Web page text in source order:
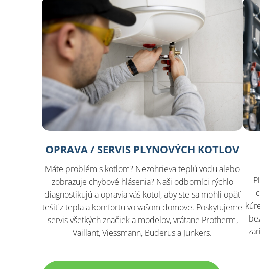
OPRAVA / SERVIS PLYNOVÝCH KOTLOV
Máte problém s kotlom? Nezohrieva teplú vodu alebo
zobrazuje chybové hlásenia? Naši odborníci rýchlo
diagnostikujú a opravia váš kotol, aby ste sa mohli opäť
tešiť z tepla a komfortu vo vašom domove. Poskytujeme
servis všetkých značiek a modelov, vrátane Protherm,
Vaillant, Viessmann, Buderus a Junkers.​